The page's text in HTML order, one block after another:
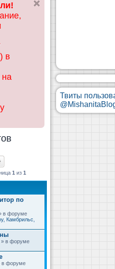
ск
в
на
1 из1
по
в форуме
Камбрильс,
» в форуме
в форуме
Твиты